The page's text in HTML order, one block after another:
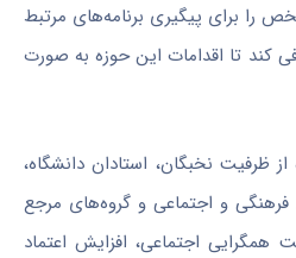
را برای پیگیری برنامه‌های مرتبط
کند تا اقدامات این حوزه به صورت
از ظرفیت نخبگان، استادان دانشگاه،
و اجتماعی و گروه‌های مرجع
اجتماعی، افزایش اعتماد